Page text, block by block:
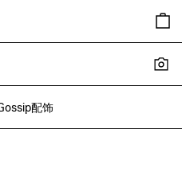
配饰